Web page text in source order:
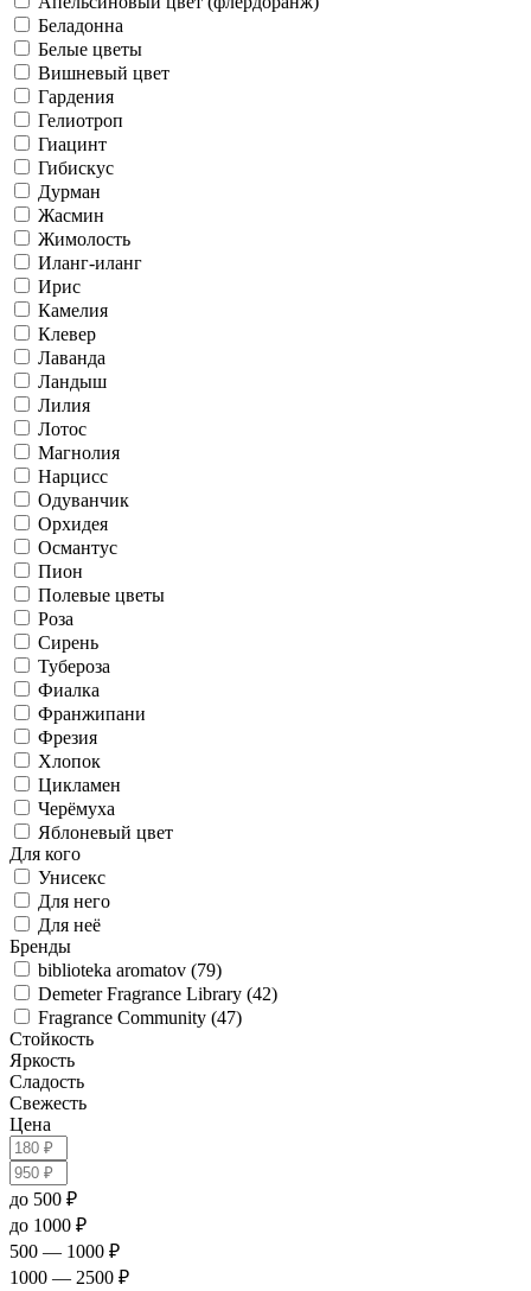
Беладонна
Белые цветы
Вишневый цвет
Гардения
Гелиотроп
Гиацинт
Гибискус
Дурман
Жасмин
Жимолость
Иланг-иланг
Ирис
Камелия
Клевер
Лаванда
Ландыш
Лилия
Лотос
Магнолия
Нарцисс
Одуванчик
Орхидея
Османтус
Пион
Полевые цветы
Роза
Сирень
Тубероза
Фиалка
Франжипани
Фрезия
Хлопок
Цикламен
Черёмуха
Яблоневый цвет
Для кого
Унисекс
Для него
Для неё
Бренды
biblioteka aromatov (79)
Demeter Fragrance Library (42)
Fragrance Community (47)
Стойкость
Яркость
Сладость
Свежесть
Цена
до 500 ₽
до 1000 ₽
500 — 1000 ₽
1000 — 2500 ₽